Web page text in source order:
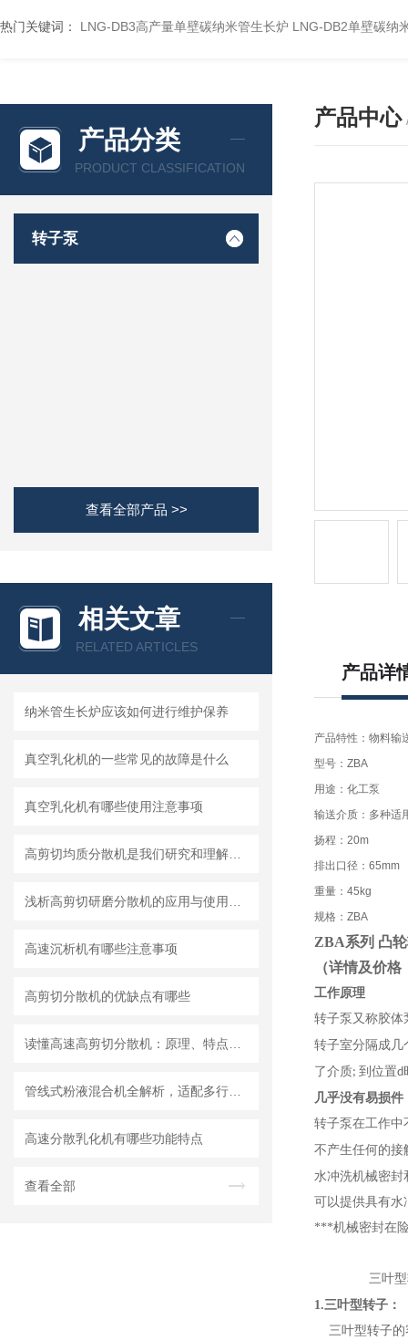
热门关键词： LNG-DB3高产量单壁碳纳米管生长炉 LNG-DB2单壁碳纳
产品分类
PRODUCT CLASSIFICATION
转子泵
查看全部产品 >>
相关文章
RELATED ARTICLES
纳米管生长炉应该如何进行维护保养
真空乳化机的一些常见的故障是什么
真空乳化机有哪些使用注意事项
高速沉析机有哪些注意事项
高剪切分散机的优缺点有哪些
高速分散乳化机有哪些功能特点
查看全部
产品中心
产品详
产品特性：物料输
型号：ZBA
用途：化工泵
输送介质：多种适
扬程：20m
排出口径：65mm
重量：45kg
规格：ZBA
ZBA系列 凸
（详情及价
工作原理
转子泵又称胶体
转子室分隔成几
了介质; 到位置d
几乎没有易损件
转子泵在工作中
不产生任何的接
水冲洗机械密封
可以提供具有水
***机械密封在
三叶
1.三叶型转子：
三叶型转子